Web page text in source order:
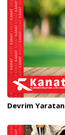
Devrim Yaratan